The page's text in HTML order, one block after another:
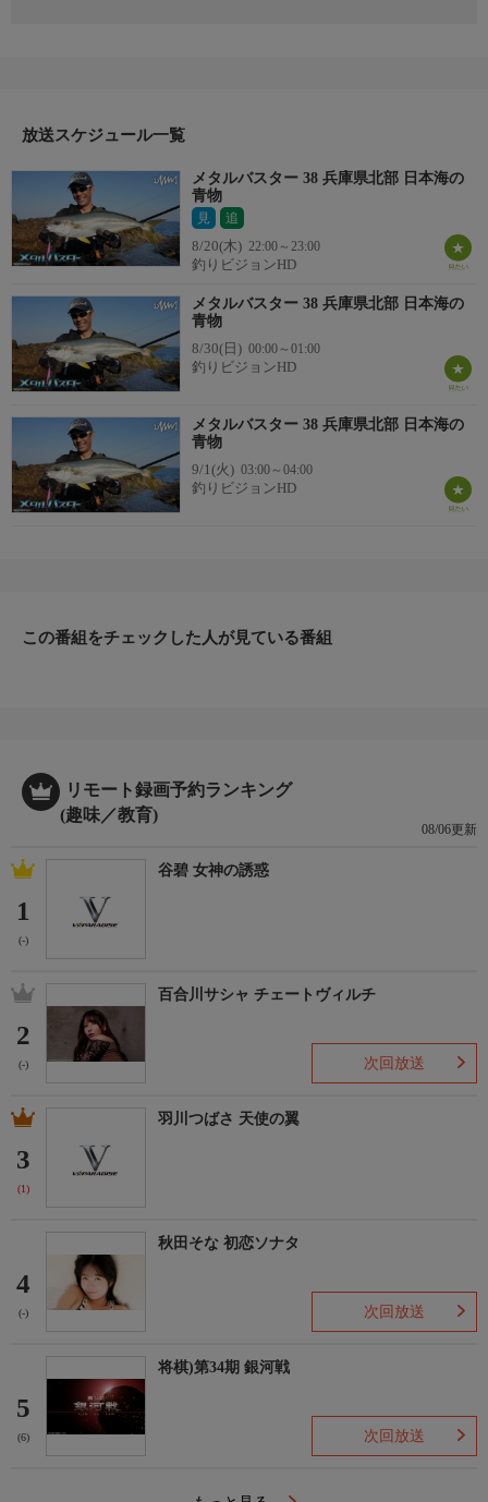
グを駆使して、初場所での攻略に挑む。
放送スケジュール一覧
メタルバスター 38 兵庫県北部 日本海の
青物
見 追
8/20(木) 22:00～23:00
釣りビジョンHD
メタルバスター 38 兵庫県北部 日本海の
青物
8/30(日) 00:00～01:00
釣りビジョンHD
メタルバスター 38 兵庫県北部 日本海の
青物
9/1(火) 03:00～04:00
釣りビジョンHD
この番組をチェックした人が見ている番組
リモート録画予約ランキング
(趣味／教育)
08/06更新
1
(-)
谷碧 女神の誘惑
2
(-)
百合川サシャ チェートヴィルチ
次回放送
3
(1)
羽川つばさ 天使の翼
4
(-)
秋田そな 初恋ソナタ
次回放送
5
(6)
将棋)第34期 銀河戦
次回放送